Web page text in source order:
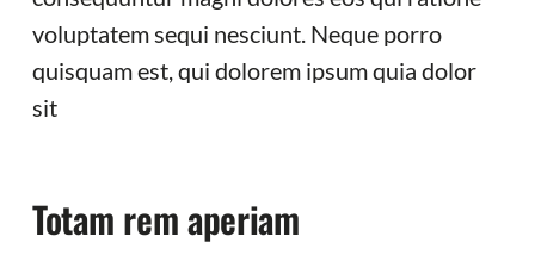
voluptatem sequi nesciunt. Neque porro
quisquam est, qui dolorem ipsum quia dolor
sit
Totam rem aperiam